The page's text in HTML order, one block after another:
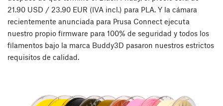
21.90 USD / 23.90 EUR (IVA incl.) para PLA. Y la cámara
recientemente anunciada para Prusa Connect ejecuta
nuestro propio firmware para 100% de seguridad y todos los
filamentos bajo la marca Buddy3D pasaron nuestros estrictos
requisitos de calidad.